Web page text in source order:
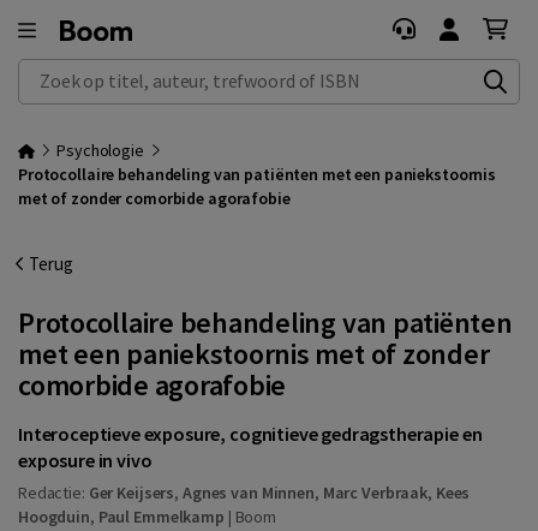
Zoek op titel, auteur, trefwoord of ISBN
Psychologie
Protocollaire behandeling van patiënten met een paniekstoornis
met of zonder comorbide agorafobie
Terug
Protocollaire behandeling van patiënten
met een paniekstoornis met of zonder
comorbide agorafobie
Interoceptieve exposure, cognitieve gedragstherapie en
exposure in vivo
Redactie: Ger Keijsers, Agnes van Minnen, Marc Verbraak, Kees
Hoogduin, Paul Emmelkamp | Boom